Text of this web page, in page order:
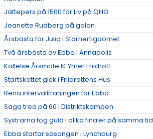
Jättepers på 1500 för Liv på QHG
Jeanette Rudberg på galan
Årsbästa för Julia i Storhertigdömet
Två årsbästa av Ebba i Annapolis
Kallelse Årsmöte IK Ymer Friidrott
Startskottet gick i Friidrottens Hus
Rena intervallträningen för Ebba
Saga trea på 60 i Distriktskampen
Systrarna tog guld i olika finaler på samma tid
Ebba startar säsongen i Lynchburg